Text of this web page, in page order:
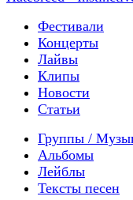
Фестивали
Концерты
Лайвы
Клипы
Новости
Статьи
Группы /
Альбомы
Лейблы
Тексты песен